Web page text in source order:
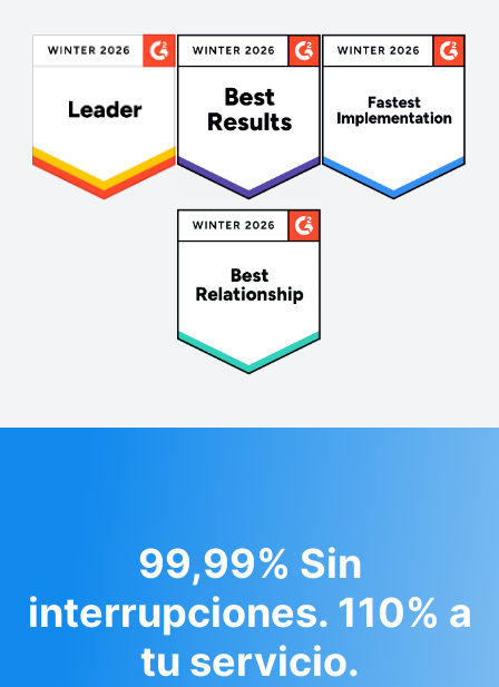
99,99% Sin
interrupciones. 110% a
tu servicio.